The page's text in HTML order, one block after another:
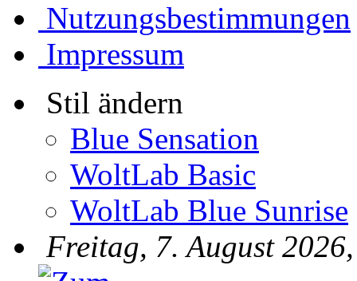
Nutzungsbestimmungen
Impressum
Stil ändern
Blue Sensation
WoltLab Basic
WoltLab Blue Sunrise
Freitag, 7. August